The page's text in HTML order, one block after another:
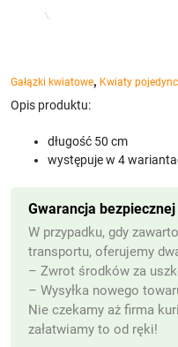
Gałązki kwiatowe, Kwiaty
Opis produktu:
długość 50 cm
występuje w 4
Gwarancja
W przypadku, gdy
transportu, oferujemy
– Zwrot środków za
– Wysyłka nowego
Nie czekamy aż firma
załatwiamy to od ręki!